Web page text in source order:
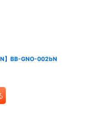
N】BB-GNO-002bN